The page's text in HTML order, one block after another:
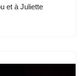
et à Juliette